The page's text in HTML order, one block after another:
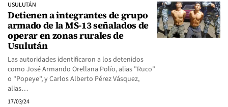
USULUTÁN
Detienen a integrantes de grupo
armado de la MS-13 señalados de
operar en zonas rurales de
Usulután
Las autoridades identificaron a los detenidos
como José Armando Orellana Polío, alias "Ruco"
o "Popeye", y Carlos Alberto Pérez Vásquez,
alias…
17/03/24